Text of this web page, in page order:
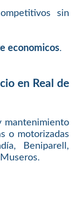
sin
economicos.
en Real de
mantenimiento
o motorizadas
Beniparell,